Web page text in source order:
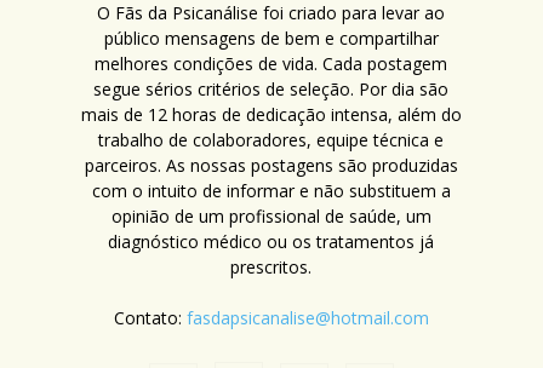
O Fãs da Psicanálise foi criado para levar ao
público mensagens de bem e compartilhar
melhores condições de vida. Cada postagem
segue sérios critérios de seleção. Por dia são
mais de 12 horas de dedicação intensa, além do
trabalho de colaboradores, equipe técnica e
parceiros. As nossas postagens são produzidas
com o intuito de informar e não substituem a
opinião de um profissional de saúde, um
diagnóstico médico ou os tratamentos já
prescritos.
Contato: fasdapsicanalise@hotmail.com